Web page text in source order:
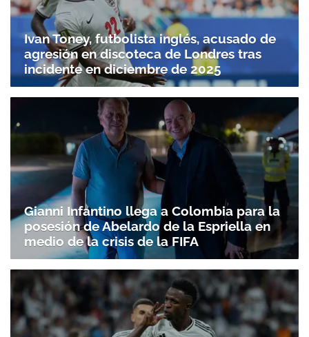
ACEPTAR
Ivan Toney, futbolista inglés, acusado de
agresión en discoteca de Londres tras
incidente en diciembre de 2025
Gianni Infantino llega a Colombia para la
posesión de Abelardo de la Espriella en
medio de la crisis de la FIFA